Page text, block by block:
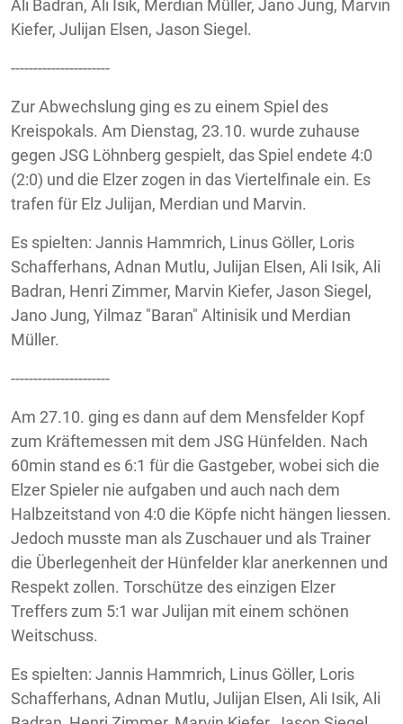
Ali Badran, Ali Isik, Merdian Müller, Jano Jung, Marvin
Kiefer, Julijan Elsen, Jason Siegel.
----------------------
Zur Abwechslung ging es zu einem Spiel des
Kreispokals. Am Dienstag, 23.10. wurde zuhause
gegen JSG Löhnberg gespielt, das Spiel endete 4:0
(2:0) und die Elzer zogen in das Viertelfinale ein. Es
trafen für Elz Julijan, Merdian und Marvin.
Es spielten: Jannis Hammrich, Linus Göller, Loris
Schafferhans, Adnan Mutlu, Julijan Elsen, Ali Isik, Ali
Badran, Henri Zimmer, Marvin Kiefer, Jason Siegel,
Jano Jung, Yilmaz "Baran" Altinisik und Merdian
Müller.
----------------------
Am 27.10. ging es dann auf dem Mensfelder Kopf
zum Kräftemessen mit dem JSG Hünfelden. Nach
60min stand es 6:1 für die Gastgeber, wobei sich die
Elzer Spieler nie aufgaben und auch nach dem
Halbzeitstand von 4:0 die Köpfe nicht hängen liessen.
Jedoch musste man als Zuschauer und als Trainer
die Überlegenheit der Hünfelder klar anerkennen und
Respekt zollen. Torschütze des einzigen Elzer
Treffers zum 5:1 war Julijan mit einem schönen
Weitschuss.
Es spielten: Jannis Hammrich, Linus Göller, Loris
Schafferhans, Adnan Mutlu, Julijan Elsen, Ali Isik, Ali